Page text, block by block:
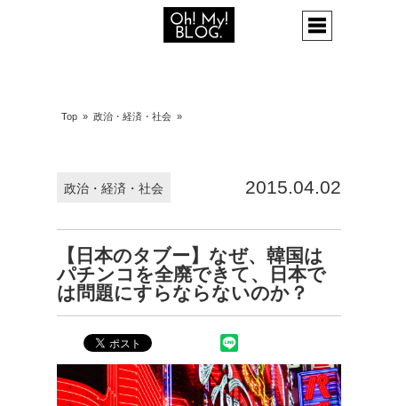
Top » 政治・経済・社会 »
2015.04.02
政治・経済・社会
【日本のタブー】なぜ、韓国は
パチンコを全廃できて、日本で
は問題にすらならないのか？